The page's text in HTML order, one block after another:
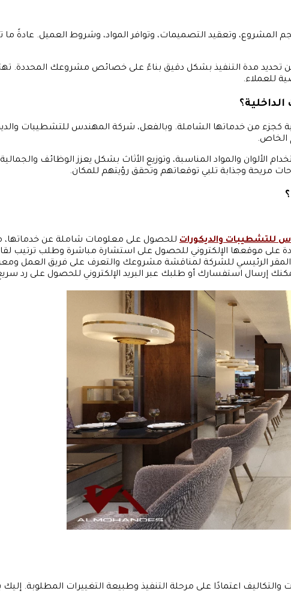
تحديد مدة التنفيذ بشكل دقيق بناءً على خصائص مشروعك المحددة.
للعملاء.
كجزء من خدماتها الشاملة. وبالفعل، شركة المهندس للتشطيبات
الخاص.
الألوان والمواد المناسبة، وتوزيع الأثاث بشكل يعزز الوظائف
مريحة وجذابة تلبي توقعاتهم وتحقق رؤيتهم للمكان.
للتشطيبات والديكورات للحصول على معلومات شاملة عن خدماتها،
على موقعها الإلكتروني للحصول على استشارة مباشرة وطلب
الرئيسي للشركة لمناقشة مشروعك والتعرف على فريق العمل
يمكنك إرسال استفسارك أو طلبك عبر البريد الإلكتروني للحصول على رد
والتكاليف اعتمادًا على مرحلة التنفيذ وطبيعة التغييرات المطلوبة.